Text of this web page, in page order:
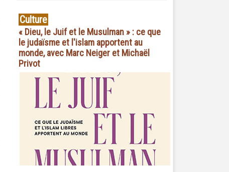
Culture
« Dieu, le Juif et le Musulman » : ce que
le judaïsme et l'islam apportent au
monde, avec Marc Neiger et Michaël
Privot